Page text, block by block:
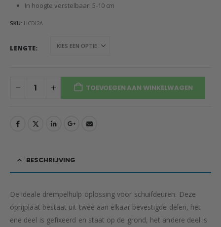
In hoogte verstelbaar: 5-10 cm
SKU: HCDI2A
LENGTE
TOEVOEGEN AAN WINKELWAGEN
BESCHRIJVING
De ideale drempelhulp oplossing voor schuifdeuren. Deze
oprijplaat bestaat uit twee aan elkaar bevestigde delen, het
ene deel is gefixeerd en staat op de grond, het andere deel is